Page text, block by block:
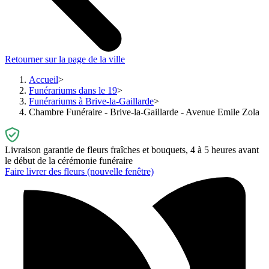
Retourner sur la page de la ville
Accueil
Funérariums dans le 19
Funérariums à Brive-la-Gaillarde
Chambre Funéraire - Brive-la-Gaillarde - Avenue Emile Zola
Livraison garantie de fleurs fraîches et bouquets, 4 à 5 heures avant
le début de la cérémonie funéraire
Faire livrer des fleurs (nouvelle fenêtre)